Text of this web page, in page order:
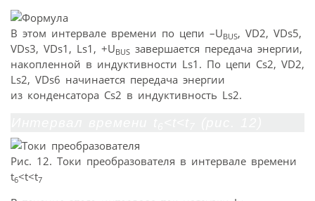
В этом интервале времени по цепи –UBUS, VD2, VDs5,
VDs3, VDs1, Ls1, +UBUS завершается передача энергии,
накопленной в индуктивности Ls1. По цепи Cs2, VD2,
Ls2, VDs6 начинается передача энергии
из конденсатора Cs2 в индуктивность Ls2.
Рис. 12. Токи преобразователя в интервале времени
t6<t<t7